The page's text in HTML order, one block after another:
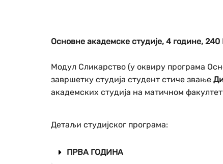
Основне академске студије, 4 године,
Модул Сликарство (у оквиру програма
завршетку студија студент стиче звање
академских студија на матичном
Детаљи студијског програма:
ПРВА ГОДИНА